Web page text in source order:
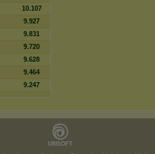
10.107
9.927
9.831
9.720
9.628
9.464
9.247